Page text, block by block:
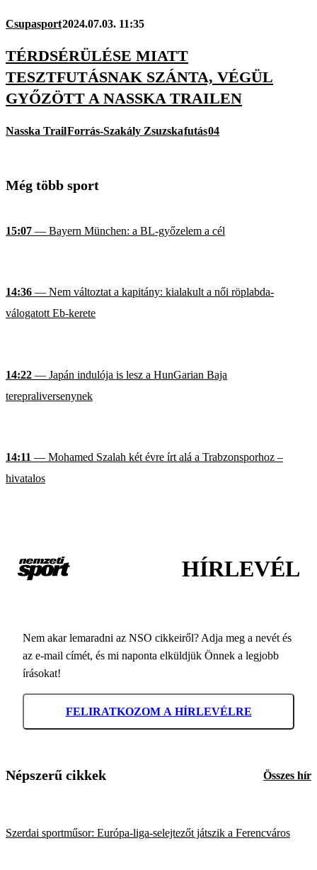
Csupasport2024.07.03. 11:35
TÉRDSÉRÜLÉSE MIATT
TESZTFUTÁSNAK SZÁNTA, VÉGÜL
GYŐZÖTT A NASSKA TRAILEN
Nasska TrailForrás-Szakály Zsuzskafutás04
Még több sport
15:07 — Bayern München: a BL-győzelem a cél
14:36 — Nem változtat a kapitány: kialakult a női röplabda-
válogatott Eb-kerete
14:22 — Japán indulója is lesz a HunGarian Baja
terepraliversenynek
14:11 — Mohamed Szalah két évre írt alá a Trabzonsporhoz –
hivatalos
HÍRLEVÉL
Nem akar lemaradni az NSO cikkeiről? Adja meg a nevét és
az e-mail címét, és mi naponta elküldjük Önnek a legjobb
írásokat!
FELIRATKOZOM A HÍRLEVÉLRE
Népszerű cikkek Összes hír
Szerdai sportműsor: Európa-liga-selejtezőt játszik a Ferencváros